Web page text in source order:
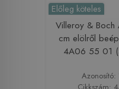
Előleg köteles
Villeroy & Boch
cm elölről
4A06 55 01